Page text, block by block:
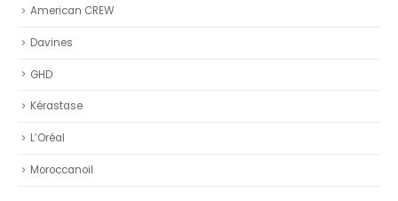
American CREW
Davines
GHD
Kérastase
L’Oréal
Moroccanoil